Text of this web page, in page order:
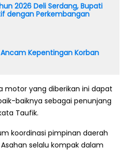
2026 Deli Serdang, Bupati
dengan Perkembangan
Kepentingan Korban
motor yang diberikan ini dapat
baiknya sebagai penunjang
Taufik.
koordinasi pimpinan daerah
selalu kompak dalam